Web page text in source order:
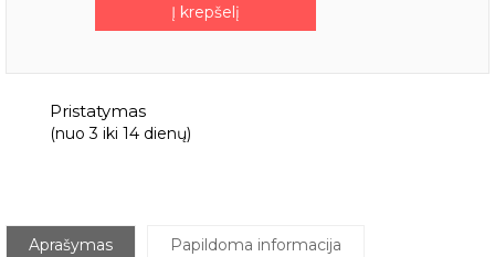
Į krepšelį
Pristatymas
(nuo 3 iki 14 dienų)
Aprašymas Papildoma informacija